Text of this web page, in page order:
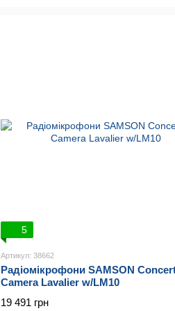
5
Артикул: 38662
Радіомікрофони SAMSON
Camera Lavalier w/LM10
19 491 грн